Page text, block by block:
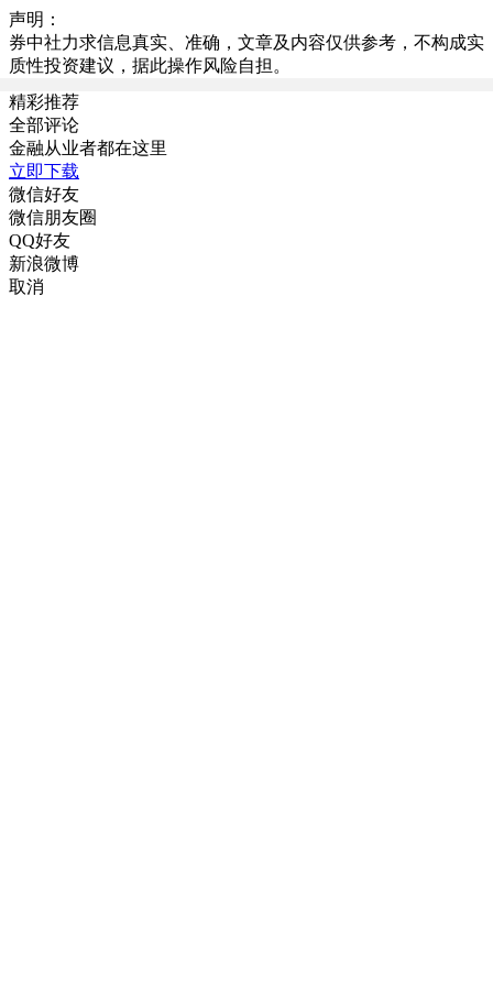
声明：
券中社力求信息真实、准确，文章及内容仅供参考，不构成实
质性投资建议，据此操作风险自担。
精彩推荐
全部评论
金融从业者都在这里
立即下载
微信好友
微信朋友圈
QQ好友
新浪微博
取消